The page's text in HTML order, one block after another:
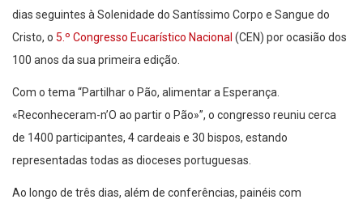
dias seguintes à Solenidade do Santíssimo Corpo e Sangue do
Cristo, o 5.º Congresso Eucarístico Nacional (CEN) por ocasião dos
100 anos da sua primeira edição.
Com o tema “Partilhar o Pão, alimentar a Esperança.
«Reconheceram-n’O ao partir o Pão»”, o congresso reuniu cerca
de 1400 participantes, 4 cardeais e 30 bispos, estando
representadas todas as dioceses portuguesas.
Ao longo de três dias, além de conferências, painéis com